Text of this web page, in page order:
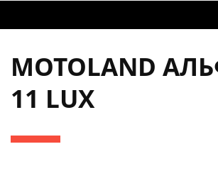
MOTOLAND
11 LUX